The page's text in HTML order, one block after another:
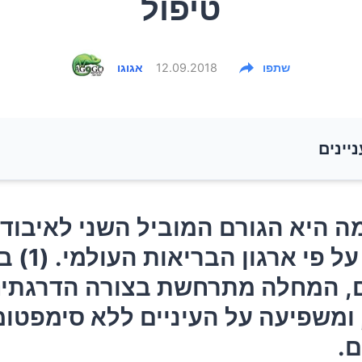
טיפול
אגוגו 12.09.2018 שתפו
היא הגורם המוביל השני לאיבוד ראייה בעולם, על פי
הבריאות העולמי. (1) ברוב המקרים, המחלה מתרחשת בצורה
ומשפיעה על העיניים ללא סימפטומים מוקדמים.
היא הגורם המוביל השני
בעולם, על פי
המחלה מתרחשת בצורה
ומשפיעה על העיניים ללא